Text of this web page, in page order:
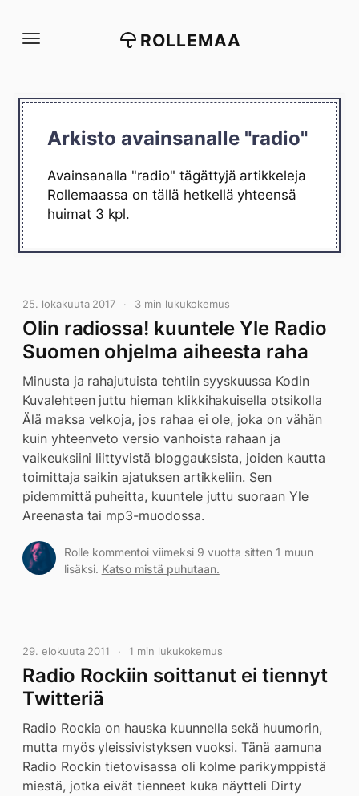
suoraan
ROLLEMAA
Arkisto avainsanalle "radio"
Avainsanalla "radio" tägättyjä artikkeleja
Rollemaassa on tällä hetkellä yhteensä
huimat 3 kpl.
25. lokakuuta 2017 3 min lukukokemus
Olin radiossa! kuuntele Yle Radio
Suomen ohjelma aiheesta raha
Minusta ja rahajutuista tehtiin syyskuussa Kodin
Kuvalehteen juttu hieman klikkihakuisella otsikolla
Älä maksa velkoja, jos rahaa ei ole, joka on vähän
kuin yhteenveto versio vanhoista rahaan ja
vaikeuksiini liittyvistä bloggauksista, joiden kautta
toimittaja saikin ajatuksen artikkeliin. Sen
pidemmittä puheitta, kuuntele juttu suoraan Yle
Areenasta tai mp3-muodossa.
Rolle kommentoi viimeksi 9 vuotta sitten 1 muun
lisäksi. Katso mistä puhutaan.
29. elokuuta 2011 1 min lukukokemus
Radio Rockiin soittanut ei tiennyt
Twitteriä
Radio Rockia on hauska kuunnella sekä huumorin,
mutta myös yleissivistyksen vuoksi. Tänä aamuna
Radio Rockin tietovisassa oli kolme parikymppistä
miestä, jotka eivät tienneet kuka näytteli Dirty